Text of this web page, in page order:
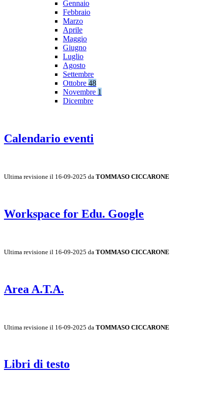
Gennaio
Febbraio
Marzo
Aprile
Maggio
Giugno
Luglio
Agosto
Settembre
Ottobre 48
Novembre 1
Dicembre
Calendario eventi
Ultima revisione il 16-09-2025 da TOMMASO CICCARONE
Workspace for Edu. Google
Ultima revisione il 16-09-2025 da TOMMASO CICCARONE
Area A.T.A.
Ultima revisione il 16-09-2025 da TOMMASO CICCARONE
Libri di testo